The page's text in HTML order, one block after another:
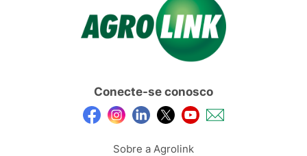
Conecte-se conosco
Sobre a Agrolink